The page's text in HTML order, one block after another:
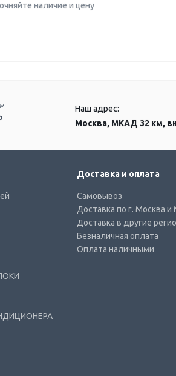
наличие и цену
Наш адрес:
Москва, МКАД 32 км,
Доставка и оплата
Самовывоз
Доставка по г. Москва
Доставка в другие
Безналичная оплата
Оплата наличными